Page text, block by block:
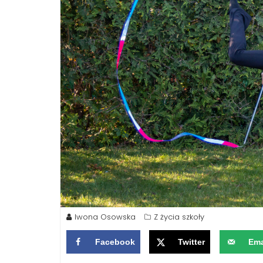
Iwona Osowska Z życia szkoły
Facebook Twitter